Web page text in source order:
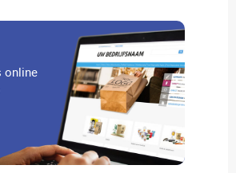
online